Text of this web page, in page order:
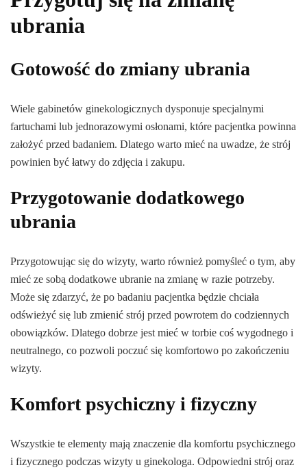
ubrania
Gotowość do zmiany ubrania
Wiele gabinetów ginekologicznych dysponuje specjalnymi
fartuchami lub jednorazowymi osłonami, które pacjentka powinna
założyć przed badaniem. Dlatego warto mieć na uwadze, że strój
powinien być łatwy do zdjęcia i zakupu.
Przygotowanie dodatkowego
ubrania
Przygotowując się do wizyty, warto również pomyśleć o tym, aby
mieć ze sobą dodatkowe ubranie na zmianę w razie potrzeby.
Może się zdarzyć, że po badaniu pacjentka będzie chciała
odświeżyć się lub zmienić strój przed powrotem do codziennych
obowiązków. Dlatego dobrze jest mieć w torbie coś wygodnego i
neutralnego, co pozwoli poczuć się komfortowo po zakończeniu
wizyty.
Komfort psychiczny i fizyczny
Wszystkie te elementy mają znaczenie dla komfortu psychicznego
i fizycznego podczas wizyty u ginekologa. Odpowiedni strój oraz